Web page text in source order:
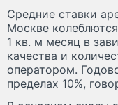
Средние ставки
Москве
1 кв. м месяц в
качества и
оператором.
пределах 10%,